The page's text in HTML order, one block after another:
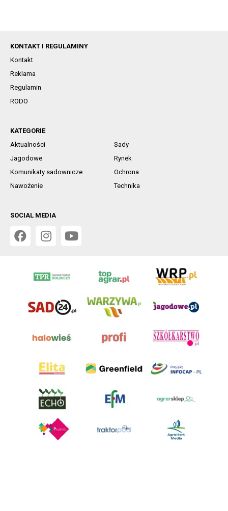
KONTAKT I REGULAMINY
Kontakt
Reklama
Regulamin
RODO
KATEGORIE
Aktualności
Sady
Jagodowe
Rynek
Komunikaty sadownicze
Ochrona
Nawożenie
Technika
SOCIAL MEDIA